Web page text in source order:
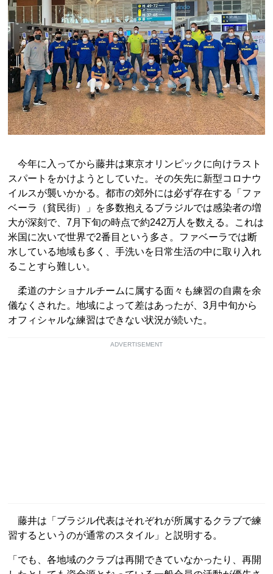
今年に入ってから藤井は東京オリンピックに向けラスト
スパートをかけようとしていた。その矢先に新型コロナウ
イルスが襲いかかる。都市の郊外には必ず存在する「ファ
ベーラ（貧民街）」を多数抱えるブラジルでは感染者の増
大が深刻で、7月下旬の時点で約242万人を数える。これは
米国に次いで世界で2番目という多さ。ファベーラでは断
水している地域も多く、手洗いを日常生活の中に取り入れ
ることすら難しい。
柔道のナショナルチームに属する面々も練習の自粛を余
儀なくされた。地域によって差はあったが、3月中旬から
オフィシャルな練習はできない状況が続いた。
ADVERTISEMENT
藤井は「ブラジル代表はそれぞれが所属するクラブで練
習するというのが通常のスタイル」と説明する。
「でも、各地域のクラブは再開できていなかったり、再開